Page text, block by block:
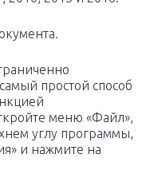
простой способ
меню «Файл»,
углу программы,
и нажмите на